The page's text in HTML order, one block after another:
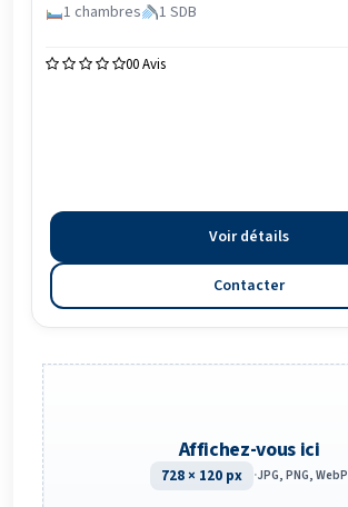
1 chambres
1 SDB
00 Avis
Voir détails
Contacter
Affichez-vous ici
728 × 120 px ·JPG, PNG, WebP